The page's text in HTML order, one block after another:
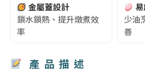
金屬蓋設計
鎖水鎖熱、提升燉煮效
率
少油
善
產品描述